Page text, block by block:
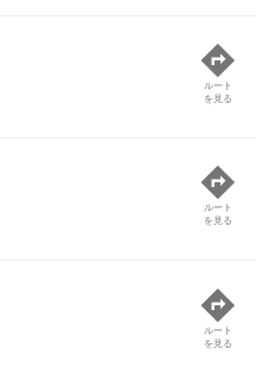
ルート
を見る
ルート
を見る
ルート
を見る